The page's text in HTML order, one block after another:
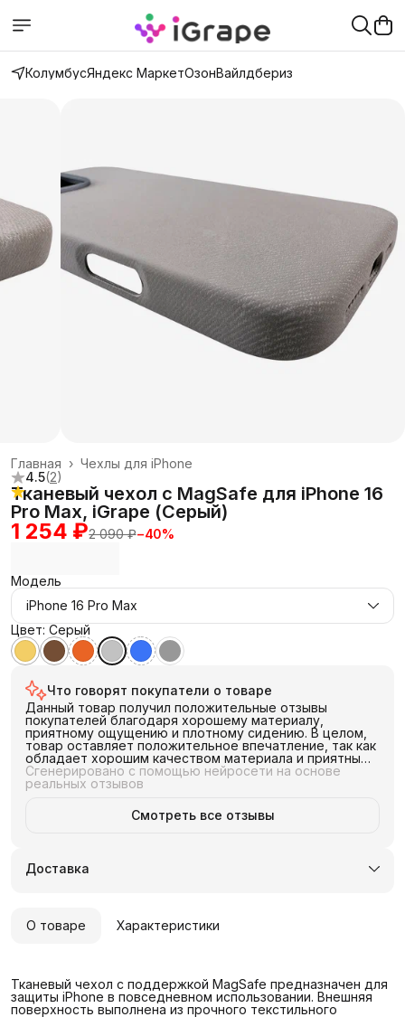
КолумбусЯндекс МаркетОзонВайлдбериз
Чехлы для iPhone
Главная ›
4.5(2)
Тканевый чехол с MagSafe для iPhone 16
Pro Max, iGrape (Серый)
1 254 ₽2 090 ₽−40%
Модель
iPhone 16 Pro Max
Цвет: Серый
Что говорят покупатели о товаре
Данный товар получил положительные отзывы
покупателей благодаря хорошему материалу,
приятному ощущению и плотному сидению. В целом,
товар оставляет положительное впечатление, так как
обладает хорошим качеством материала и приятным
ощущением в руке. Он плотно сидит и обеспечивает
комфорт при использовании.
Сгенерировано с помощью нейросети на основе
реальных отзывов
Смотреть все отзывы
Доставка
О товаре Характеристики
Тканевый чехол с поддержкой MagSafe предназначен для
защиты iPhone в повседневном использовании. Внешняя
поверхность выполнена из прочного текстильного